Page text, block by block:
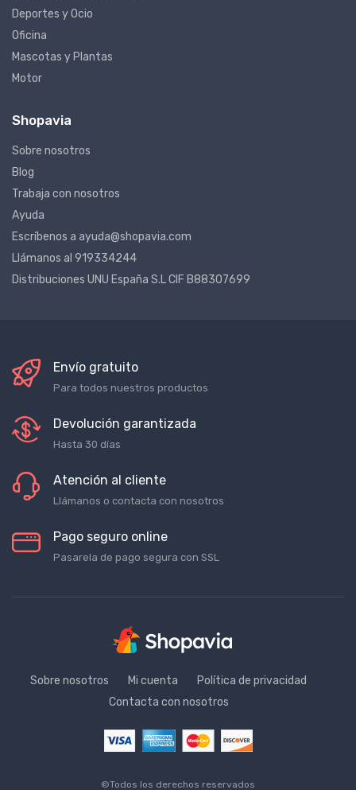
Deportes y Ocio
Oficina
Mascotas y Plantas
Motor
Shopavia
Sobre nosotros
Blog
Trabaja con nosotros
Ayuda
Escríbenos a ayuda@shopavia.com
Llámanos al 919334244
Distribuciones UNU España S.L CIF B88307699
Envío gratuito
Para todos nuestros productos
Devolución garantizada
Hasta 30 días
Atención al cliente
Llámanos o contacta con nosotros
Pago seguro online
Pasarela de pago segura con SSL
Sobre nosotros Mi cuenta
Política de privacidad
Contacta con nosotros
©Todos los derechos reservados